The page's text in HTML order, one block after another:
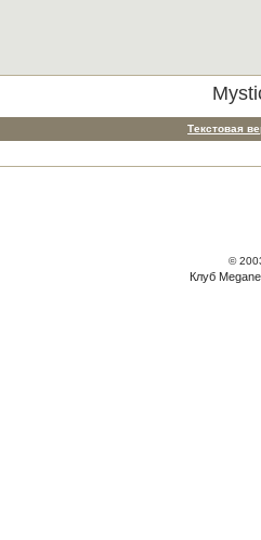
Текстовая
©
Клуб